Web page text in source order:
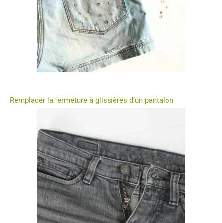
Remplacer la fermeture à glissières d’un pantalon